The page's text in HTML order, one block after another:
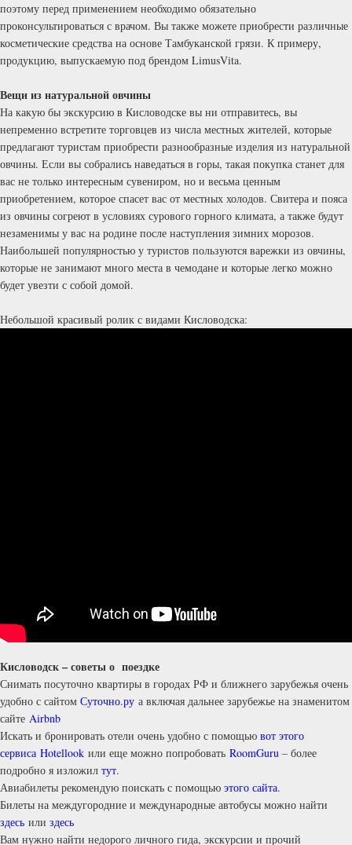
поэтому перед применением необходимо обязательно
проконсультироваться с врачом. Вы также можете приобрести различные
косметические средства на основе Тамбуканской грязи. К примеру,
продукцию, выпускаемую под брендом LimusVita.
Вещи из натуральной овчины
На какую бы экскурсию в Кисловодске вы ни отправитесь, вы
непременно встретите торговцев из числа местных жителей, которые
предлагают туристам приобрести разнообразные изделия из натуральной
овчины. Если вы собрались наведаться в горы, такая покупка станет для
вас не только интересным сувениром, но и весьма ценным
приобретением, которое спасет вас от местных холодов. Свитера и пояса
из овчины согреют в условиях сурового горного климата, а также будут
незаменимы у вас на родине после наступления зимних морозов.
Наибольшей популярностью у туристов пользуются варежки из овчины,
которые не занимают много места в чемодане и которые легко можно
будет увезти с собой домой.
Небольшой красивый ролик с видами Кисловодска:
Кисловодск – советы о поездке
Снимать посуточно квартиры в городах РФ и ближнего зарубежья очень
удобно с сайтом Суточно.ру а включая дальнее зарубежье на знаменитом
сайте Airbnb
Искать и бронировать отели очень удобно с помощью вот этого
сервиса Hotellook или еще можно попробовать RoomGuru – более
подробно я изложил тут.
Авиабилеты рекомендую поискать с помощью этого сайта.
Билеты на междугородние и международные автобусы можно найти
здесь или здесь
Вам нужно найти недорого личного гида, экскурсии и прочий